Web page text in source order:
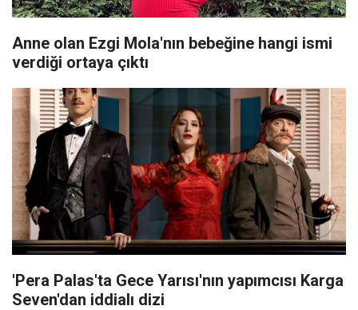
Anne olan Ezgi Mola'nın bebeğine hangi ismi
verdiği ortaya çıktı
'Pera Palas'ta Gece Yarısı'nın yapımcısı Karga
Seven'dan iddialı dizi